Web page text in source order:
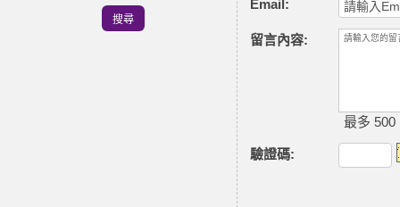
Email:
留言內容:
最多 500
驗證碼: